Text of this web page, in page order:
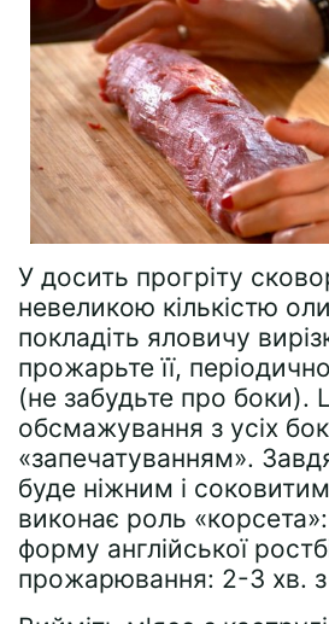
У досить прогріту
невеликою кількістю
покладіть яловичу
прожарьте її,
(не забудьте про боки).
обсмажування з усіх
«запечатуванням».
буде ніжним і
виконає роль
форму англійської
прожарювання: 2-3 хв.